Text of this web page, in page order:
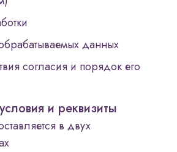
данных
согласия и порядок его
и реквизиты
в двух